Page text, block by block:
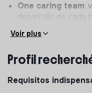
One caring team:
desarrollo de cada
relaciones en la
participarás en
apoyando la
Voir plus
Profil
Requisitos